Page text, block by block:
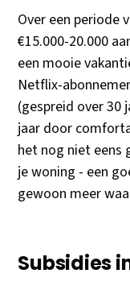
Over een periode
€15.000-20.000
een mooie
Netflix-
(gespreid over 30
jaar door
het nog niet eens
je woning - een
gewoon meer
Subsidies